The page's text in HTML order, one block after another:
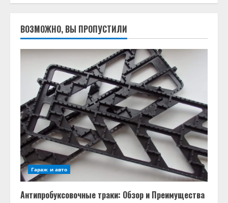
ВОЗМОЖНО, ВЫ ПРОПУСТИЛИ
Гараж и авто
Антипробуксовочные траки: Обзор и Преимущества